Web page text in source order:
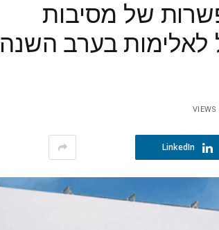
של מסיבות
לאלימות בערב השנה
VIEWS
LinkedIn